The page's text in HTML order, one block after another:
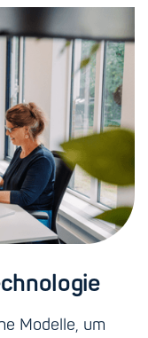
Modelle, um